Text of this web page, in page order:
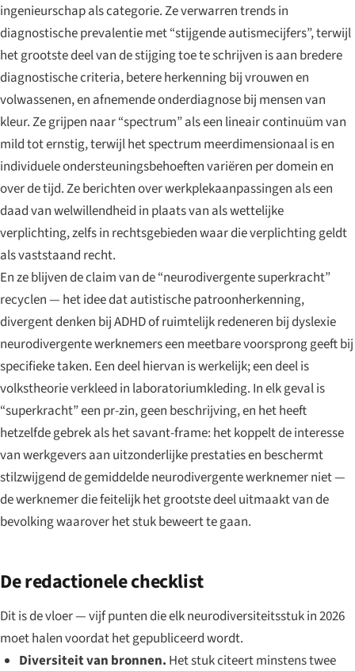
ingenieurschap als categorie. Ze verwarren trends in
diagnostische prevalentie met “stijgende autismecijfers”, terwijl
het grootste deel van de stijging toe te schrijven is aan bredere
diagnostische criteria, betere herkenning bij vrouwen en
volwassenen, en afnemende onderdiagnose bij mensen van
kleur. Ze grijpen naar “spectrum” als een lineair continuüm van
mild tot ernstig, terwijl het spectrum meerdimensionaal is en
individuele ondersteuningsbehoeften variëren per domein en
over de tijd. Ze berichten over werkplekaanpassingen als een
daad van welwillendheid in plaats van als wettelijke
verplichting, zelfs in rechtsgebieden waar die verplichting geldt
als vaststaand recht.
En ze blijven de claim van de “neurodivergente superkracht”
recyclen — het idee dat autistische patroonherkenning,
divergent denken bij ADHD of ruimtelijk redeneren bij dyslexie
neurodivergente werknemers een meetbare voorsprong geeft bij
specifieke taken. Een deel hiervan is werkelijk; een deel is
volkstheorie verkleed in laboratoriumkleding. In elk geval is
“superkracht” een pr-zin, geen beschrijving, en het heeft
hetzelfde gebrek als het savant-frame: het koppelt de interesse
van werkgevers aan uitzonderlijke prestaties en beschermt
stilzwijgend de gemiddelde neurodivergente werknemer niet —
de werknemer die feitelijk het grootste deel uitmaakt van de
bevolking waarover het stuk beweert te gaan.
De redactionele checklist
Dit is de vloer — vijf punten die elk neurodiversiteitsstuk in 2026
moet halen voordat het gepubliceerd wordt.
Diversiteit van bronnen. Het stuk citeert minstens twee